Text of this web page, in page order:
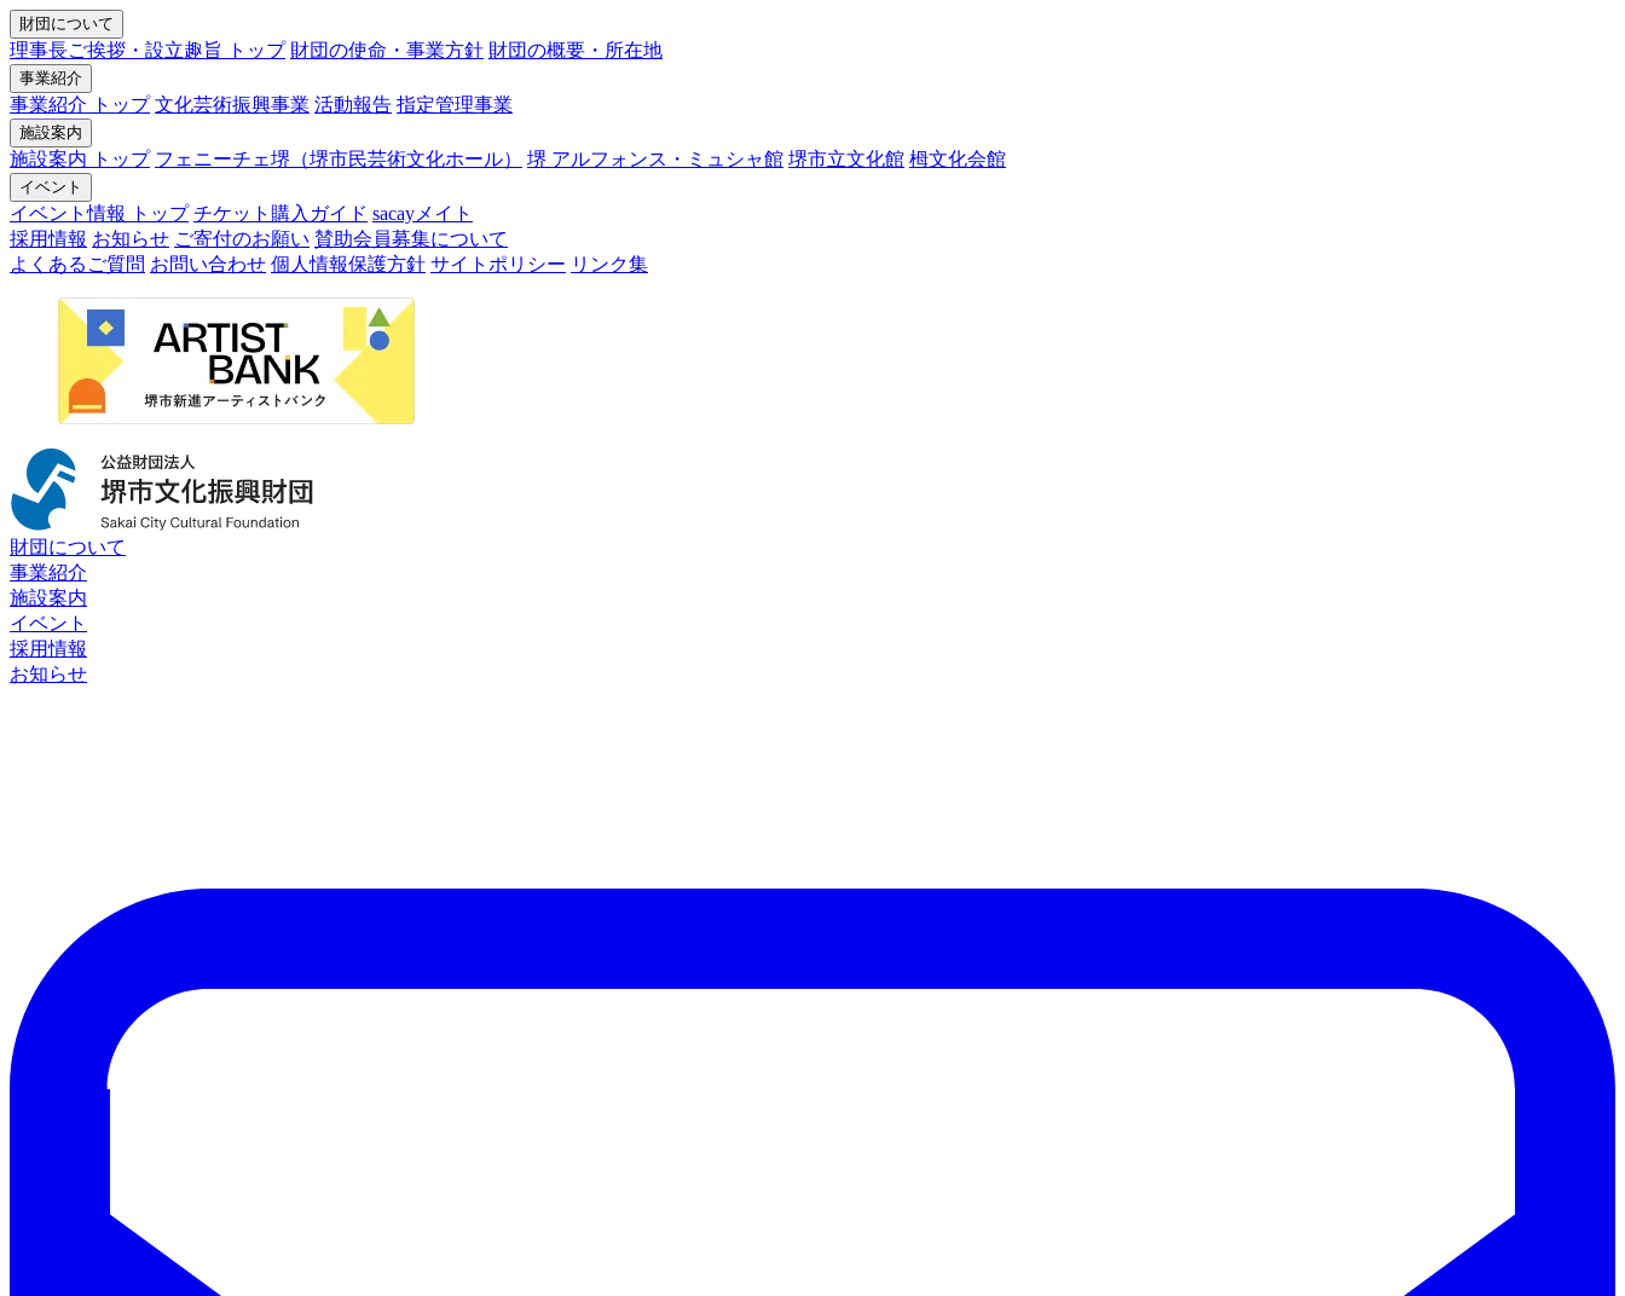
財団について
理事長ご挨拶・設立趣旨 トップ 財団の使命・事業方針 財団の概要・所在地
事業紹介
事業紹介 トップ 文化芸術振興事業 活動報告 指定管理事業
施設案内
施設案内 トップ フェニーチェ堺（堺市民芸術文化ホール） 堺 アルフォンス・ミュシャ館 堺市立文化館 栂文化会館
イベント
イベント情報 トップ チケット購入ガイド sacayメイト
採用情報 お知らせ ご寄付のお願い 賛助会員募集について
よくあるご質問 お問い合わせ 個人情報保護方針 サイトポリシー リンク集
財団について
事業紹介
施設案内
イベント
採用情報
お知らせ